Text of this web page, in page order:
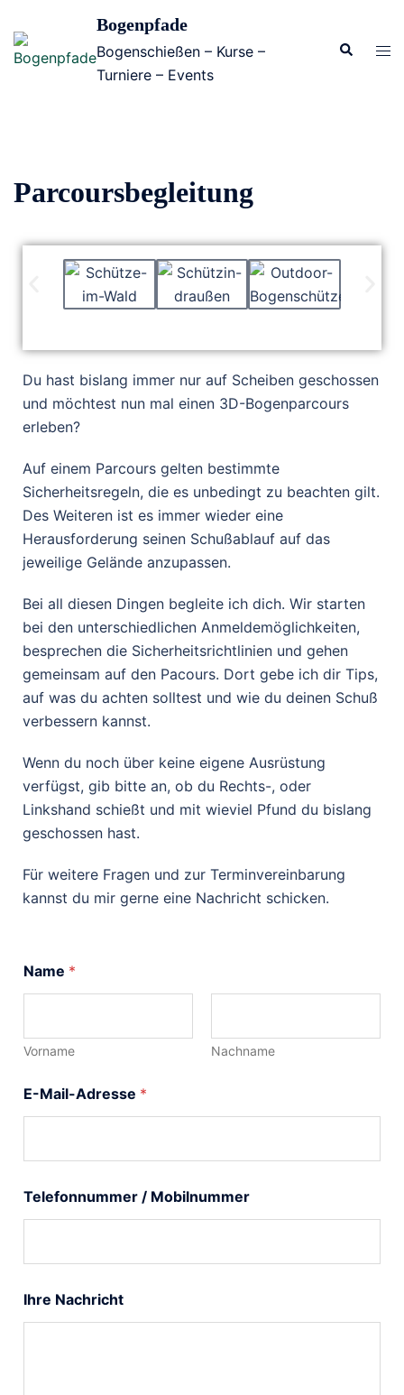
Bogenpfade
Bogenschießen – Kurse –
Turniere – Events
Parcoursbegleitung
Du hast bislang immer nur auf Scheiben geschossen
und möchtest nun mal einen 3D-Bogenparcours
erleben?
Auf einem Parcours gelten bestimmte
Sicherheitsregeln, die es unbedingt zu beachten gilt.
Des Weiteren ist es immer wieder eine
Herausforderung seinen Schußablauf auf das
jeweilige Gelände anzupassen.
Bei all diesen Dingen begleite ich dich. Wir starten
bei den unterschiedlichen Anmeldemöglichkeiten,
besprechen die Sicherheitsrichtlinien und gehen
gemeinsam auf den Pacours. Dort gebe ich dir Tips,
auf was du achten solltest und wie du deinen Schuß
verbessern kannst.
Wenn du noch über keine eigene Ausrüstung
verfügst, gib bitte an, ob du Rechts-, oder
Linkshand schießt und mit wieviel Pfund du bislang
geschossen hast.
Für weitere Fragen und zur Terminvereinbarung
kannst du mir gerne eine Nachricht schicken.
Name *
Vorname Nachname
E-Mail-Adresse *
Telefonnummer / Mobilnummer
Ihre Nachricht